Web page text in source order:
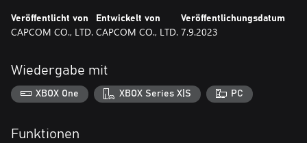
Veröffentlicht von
CAPCOM CO., LTD.
Entwickelt von
CAPCOM CO., LTD.
Veröffentlichungsdatum
7.9.2023
Wiedergabe mit
XBOX One XBOX Series X|S PC
Funktionen